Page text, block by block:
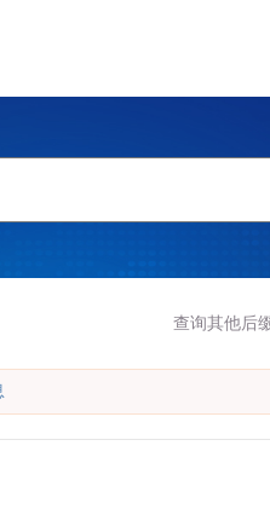
查询其他后